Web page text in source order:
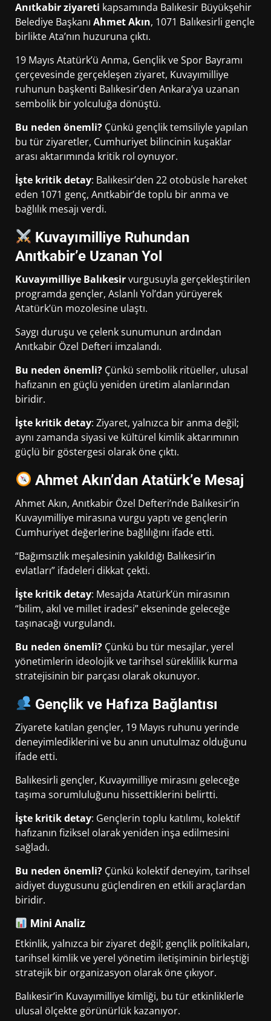
Anıtkabir ziyareti kapsamında Balıkesir Büyükşehir
Belediye Başkanı Ahmet Akın, 1071 Balıkesirli gençle
birlikte Ata’nın huzuruna çıktı.
19 Mayıs Atatürk’ü Anma, Gençlik ve Spor Bayramı
çerçevesinde gerçekleşen ziyaret, Kuvayımilliye
ruhunun başkenti Balıkesir’den Ankara’ya uzanan
sembolik bir yolculuğa dönüştü.
Bu neden önemli? Çünkü gençlik temsiliyle yapılan
bu tür ziyaretler, Cumhuriyet bilincinin kuşaklar
arası aktarımında kritik rol oynuyor.
İşte kritik detay: Balıkesir’den 22 otobüsle hareket
eden 1071 genç, Anıtkabir’de toplu bir anma ve
bağlılık mesajı verdi.
Kuvayımilliye Ruhundan
Anıtkabir’e Uzanan Yol
Kuvayımilliye Balıkesirvurgusuyla gerçekleştirilen
programda gençler, Aslanlı Yol’dan yürüyerek
Atatürk’ün mozolesine ulaştı.
Saygı duruşu ve çelenk sunumunun ardından
Anıtkabir Özel Defteri imzalandı.
Bu neden önemli? Çünkü sembolik ritüeller, ulusal
hafızanın en güçlü yeniden üretim alanlarından
biridir.
İşte kritik detay: Ziyaret, yalnızca bir anma değil;
aynı zamanda siyasi ve kültürel kimlik aktarımının
güçlü bir göstergesi olarak öne çıktı.
Ahmet Akın’dan Atatürk’e Mesaj
Ahmet Akın, Anıtkabir Özel Defteri’nde Balıkesir’in
Kuvayımilliye mirasına vurgu yaptı ve gençlerin
Cumhuriyet değerlerine bağlılığını ifade etti.
“Bağımsızlık meşalesinin yakıldığı Balıkesir’in
evlatları” ifadeleri dikkat çekti.
İşte kritik detay: Mesajda Atatürk’ün mirasının
“bilim, akıl ve millet iradesi” ekseninde geleceğe
taşınacağı vurgulandı.
Bu neden önemli? Çünkü bu tür mesajlar, yerel
yönetimlerin ideolojik ve tarihsel süreklilik kurma
stratejisinin bir parçası olarak okunuyor.
Gençlik ve Hafıza Bağlantısı
Ziyarete katılan gençler, 19 Mayıs ruhunu yerinde
deneyimlediklerini ve bu anın unutulmaz olduğunu
ifade etti.
Balıkesirli gençler, Kuvayımilliye mirasını geleceğe
taşıma sorumluluğunu hissettiklerini belirtti.
İşte kritik detay: Gençlerin toplu katılımı, kolektif
hafızanın fiziksel olarak yeniden inşa edilmesini
sağladı.
Bu neden önemli? Çünkü kolektif deneyim, tarihsel
aidiyet duygusunu güçlendiren en etkili araçlardan
biridir.
Mini Analiz
Etkinlik, yalnızca bir ziyaret değil; gençlik politikaları,
tarihsel kimlik ve yerel yönetim iletişiminin birleştiği
stratejik bir organizasyon olarak öne çıkıyor.
Balıkesir’in Kuvayımilliye kimliği, bu tür etkinliklerle
ulusal ölçekte görünürlük kazanıyor.